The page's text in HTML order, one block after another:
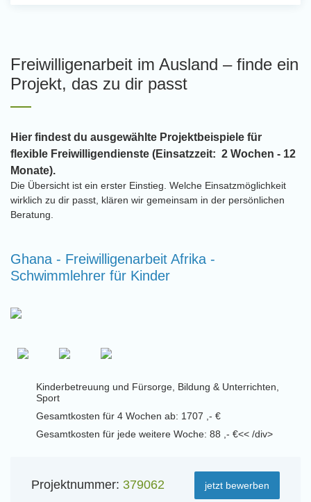
Freiwilligenarbeit im Ausland – finde ein
Projekt, das zu dir passt
Hier findest du ausgewählte Projektbeispiele für
flexible Freiwilligendienste (Einsatzzeit: 2 Wochen - 12
Monate).
Die Übersicht ist ein erster Einstieg. Welche Einsatzmöglichkeit
wirklich zu dir passt, klären wir gemeinsam in der persönlichen
Beratung.
Ghana - Freiwilligenarbeit Afrika -
Schwimmlehrer für Kinder
Kinderbetreuung und Fürsorge, Bildung & Unterrichten,
Sport
Gesamtkosten für 4 Wochen ab: 1707 ,- €
Gesamtkosten für jede weitere Woche: 88 ,- €<< /div>
Projektnummer: 379062 jetzt bewerben